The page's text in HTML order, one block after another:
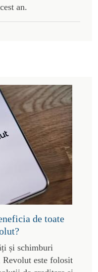
an.
de toate
și schimburi
Revolut este folosit